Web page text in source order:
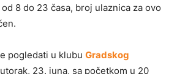
8 do 23 časa, broj ulaznica za ovo
pogledati u klubu Gradskog
23. juna, sa početkom u 20